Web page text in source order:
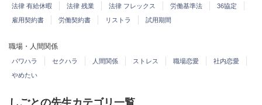
法律 有給休暇 法律 残業 法律 フレックス 労働基準法
36協定
雇用契約書
労働契約書 リストラ 試用期間
職場・人間関係
パワハラ セクハラ 人間関係 ストレス 職場恋愛
社内恋愛
やめたい